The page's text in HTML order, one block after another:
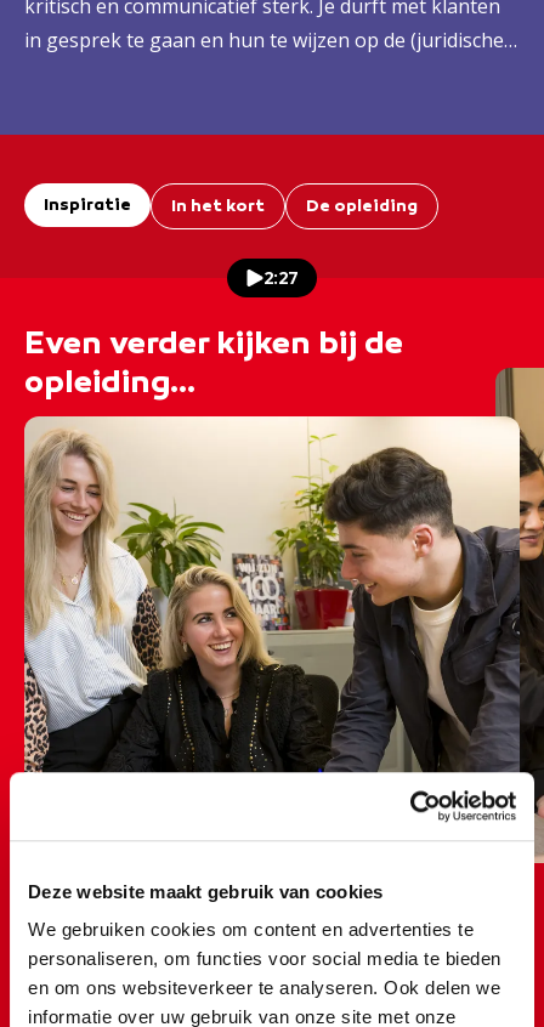
Deze website maakt gebruik van cookies
We gebruiken cookies om content en advertenties te
personaliseren, om functies voor social media te bieden
en om ons websiteverkeer te analyseren. Ook delen we
informatie over uw gebruik van onze site met onze
kritisch en communicatief sterk. Je durft met klanten
in gesprek te gaan en hun te wijzen op de (juridische)
Inspiratie In het kort De opleiding
2:27
Even verder kijken bij de
opleiding...